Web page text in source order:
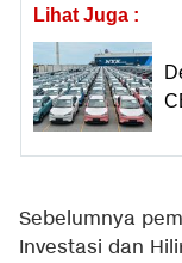
Lihat Juga :
Sebelumnya
Investasi dan